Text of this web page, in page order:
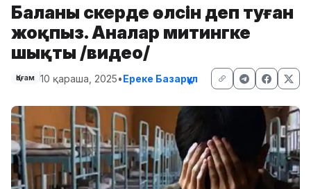
Баланы әскерде өлсін деп туған
жоқпыз. Аналар митингке
шықты /видео/
Қоғам 10 қараша, 2025•Ереке Базарқұл